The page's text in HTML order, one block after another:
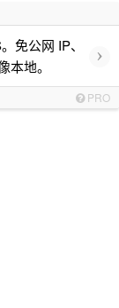
免公网 IP、
地。
›
PRO